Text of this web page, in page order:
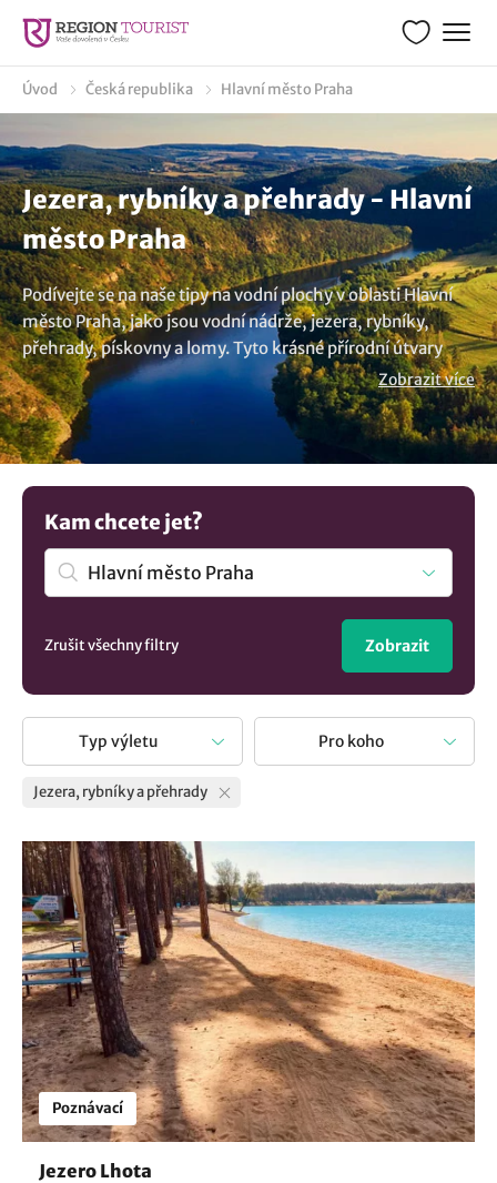
Úvod Česká republika Hlavní město Praha
Jezera, rybníky a přehrady - Hlavní
město Praha
Podívejte se na naše tipy na vodní plochy v oblasti Hlavní
město Praha, jako jsou vodní nádrže, jezera, rybníky,
přehrady, pískovny a lomy. Tyto krásné přírodní útvary
nabízejí ideální prostředí pro relaxaci, vodní sporty,
odpočinek u vody nebo rybaření.
Zobrazit více
Kam chcete jet?
Zrušit všechny filtry Zobrazit
Typ výletu Pro koho
Jezera, rybníky a přehrady
Poznávací
Jezero Lhota